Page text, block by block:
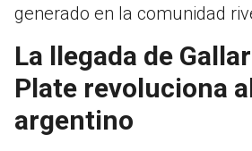
generado en la comunidad
La llegada de
Plate revoluciona
argentino